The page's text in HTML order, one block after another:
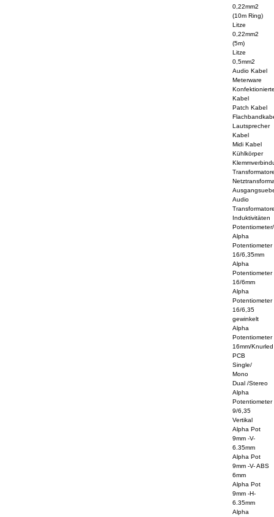
0,22mm2
(10m Ring)
Litze
0,22mm2
(5m)
Litze
0,5mm2
Audio Kabel
Meterware
Kabel
Patch Kabel
Lautsprecher
Kabel
Midi Kabel
Kühlkörper
Audio
Induktivitäten
Alpha
Potentiometer
16/6,35mm
Alpha
Potentiometer
16/6mm
Alpha
Potentiometer
16/6,35
gewinkelt
Alpha
Potentiometer
16mm/Knurled
PCB
Single/
Mono
Dual /Stereo
Alpha
Potentiometer
9/6,35
Vertikal
Alpha Pot
9mm -V-
6.35mm
Alpha Pot
9mm -V- ABS
6mm
Alpha Pot
9mm -H-
6.35mm
Alpha